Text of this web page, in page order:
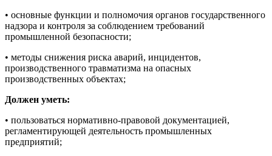
• основные функции и полномочия органов государственного
надзора и контроля за соблюдением требований
промышленной безопасности;
• методы снижения риска аварий, инцидентов,
производственного травматизма на опасных
производственных объектах;
Должен уметь:
• пользоваться нормативно-правовой документацией,
регламентирующей деятельность промышленных
предприятий;